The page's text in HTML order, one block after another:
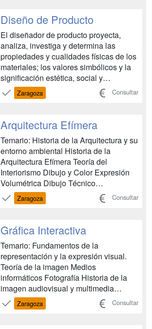
gráfica publicitaria Producción gráfica
industrial Formación y Orienta...
Diseño de Producto
El diseñador de producto proyecta,
analiza, investiga y determina las
propiedades y cualidades físicas de los
materiales; los valores simbólicos y la
significación estética, social y
medioambiental de los objetos
atendiendo a su forma y función. Los
actividad son: diseño de envases y
embajes, calzado, juguete...
Zaragoza Consultar
Arquitectura Efímera
Temario: Historia de la Arquitectura y su
entorno ambiental Historia de la
Arquitectura Efímera Teoría del
Interiorismo Dibujo y Color Expresión
Volumétrica Dibujo Técnico
Matemáticas Diseño Asistido por
Ordenador Audiovisuales Idioma
Planificación de Obras. Proyectos
Proyectos: Arquitectura Efímera
Tecnolo...
Zaragoza Consultar
Gráfica Interactiva
Temario: Fundamentos de la
representación y la expresión visual.
Teoría de la imagen Medios
informáticos Fotografía Historia de la
imagen audiovisual y multimedia
Recursos gráficos y tipográficos
Lenguaje de programación Interfaces
Zaragoza Consultar